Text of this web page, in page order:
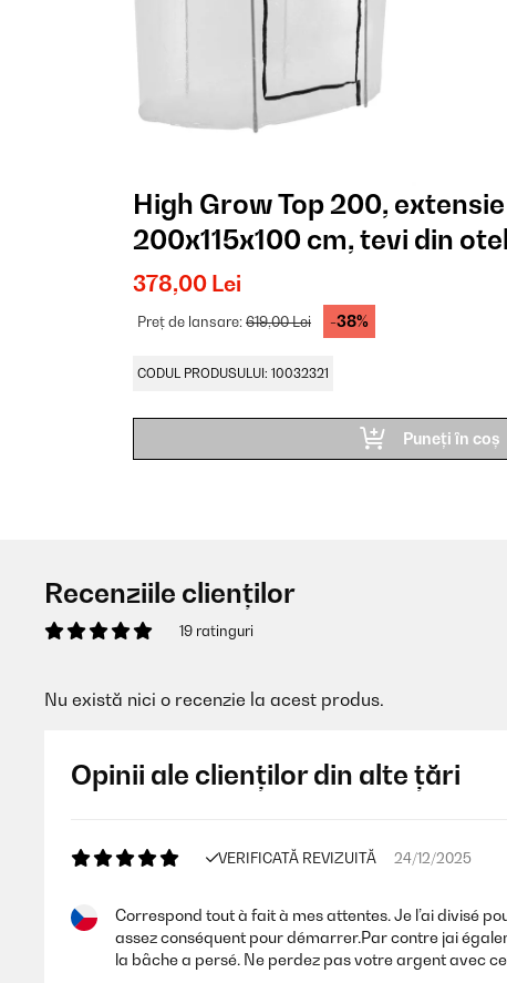
High Grow Top 200,
200x115x100 cm, tevi din
378,00 Lei
Preț de lansare:619,00 Lei -38%
CODUL PRODUSULUI: 10032321
Puneți în coș
Recenziile clienților
19 ratinguri
Nu există nici o recenzie la acest produs.
Opinii ale clienților din alte țări
VERIFICATĂ REVIZUITĂ 24/12/2025
Correspond tout à fait à mes attentes. Je l’ai divisé
assez conséquent pour démarrer.Par contre jai
la bâche a persé. Ne perdez pas votre argent avec